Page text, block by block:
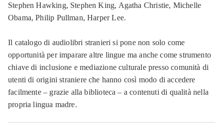
Stephen Hawking, Stephen King, Agatha Christie, Michelle
Obama, Philip Pullman, Harper Lee.
Il catalogo di audiolibri stranieri si pone non solo come
opportunità per imparare altre lingue ma anche come strumento
chiave di inclusione e mediazione culturale presso comunità di
utenti di origini straniere che hanno così modo di accedere
facilmente – grazie alla biblioteca – a contenuti di qualità nella
propria lingua madre.